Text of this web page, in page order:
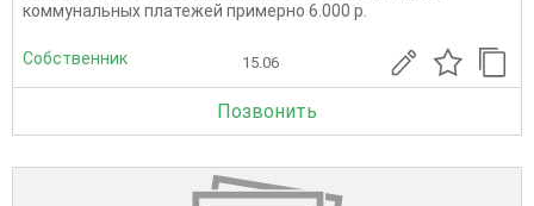
коммунальных платежей примерно 6.000 р.
Собственник 15.06
Позвонить